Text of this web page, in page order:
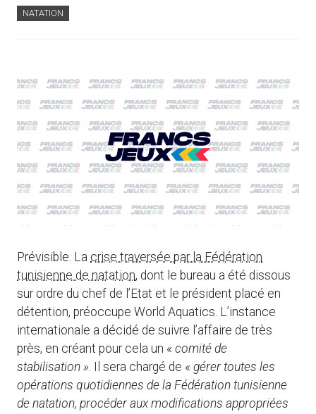
NATATION
Prévisible. La crise traversée par la Fédération
tunisienne de natation, dont le bureau a été dissous
sur ordre du chef de l’Etat et le président placé en
détention, préoccupe World Aquatics. L’instance
internationale a décidé de suivre l’affaire de très
près, en créant pour cela un « comité de
stabilisation ». Il sera chargé de « gérer toutes les
opérations quotidiennes de la Fédération tunisienne
de natation, procéder aux modifications appropriées